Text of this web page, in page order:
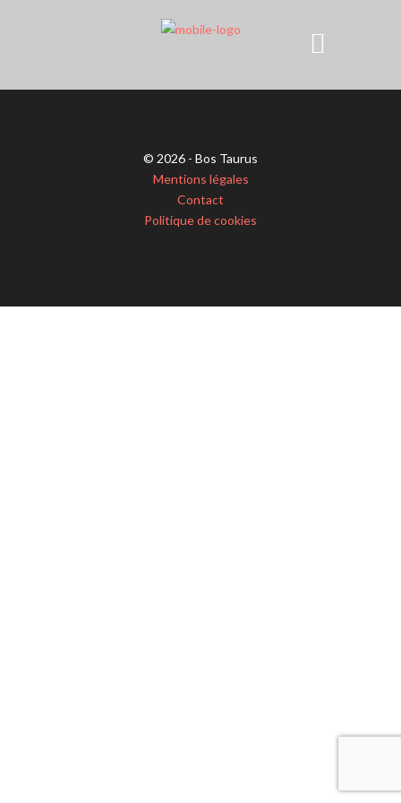
© 2026 - Bos Taurus
Mentions légales
Contact
Politique de cookies